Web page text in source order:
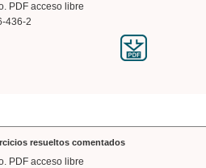
PDF acceso libre
436-2
resueltos comentados
PDF acceso libre